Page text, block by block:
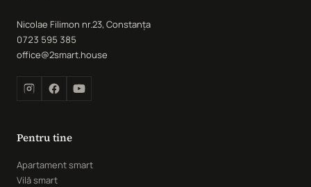
Nicolae Filimon nr.23, Constanța
0723 595 385
office@2smart.house
Pentru tine
Apartament smart
Vilă smart